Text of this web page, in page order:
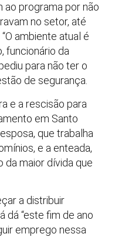
ao programa por não
no setor, até
ambiente atual é
funcionário da
para não ter o
de segurança.
e a rescisão para
em Santo
que trabalha
e a enteada,
da maior dívida que
a distribuir
dá “este fim de ano
emprego nessa